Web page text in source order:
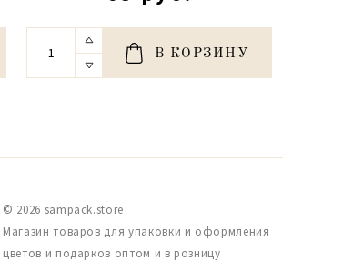
В КОРЗИНУ
© 2026 sampack.store
Магазин товаров для упаковки и оформления
цветов и подарков оптом и в розницу